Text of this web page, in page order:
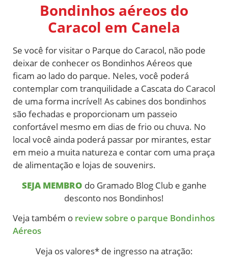
Bondinhos aéreos do
Caracol em Canela
Se você for visitar o Parque do Caracol, não pode
deixar de conhecer os Bondinhos Aéreos que
ficam ao lado do parque. Neles, você poderá
contemplar com tranquilidade a Cascata do Caracol
de uma forma incrível! As cabines dos bondinhos
são fechadas e proporcionam um passeio
confortável mesmo em dias de frio ou chuva. No
local você ainda poderá passar por mirantes, estar
em meio a muita natureza e contar com uma praça
de alimentação e lojas de souvenirs.
SEJA MEMBRO do Gramado Blog Club e ganhe
desconto nos Bondinhos!
Veja também o review sobre o parque Bondinhos
Aéreos
Veja os valores* de ingresso na atração: